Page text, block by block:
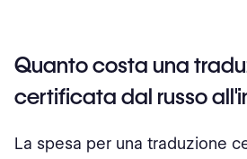
Quanto costa una
certificata dal russo
La spesa per una traduzione